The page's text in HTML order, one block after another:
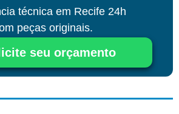
técnica em Recife 24h
peças originais.
seu orçamento